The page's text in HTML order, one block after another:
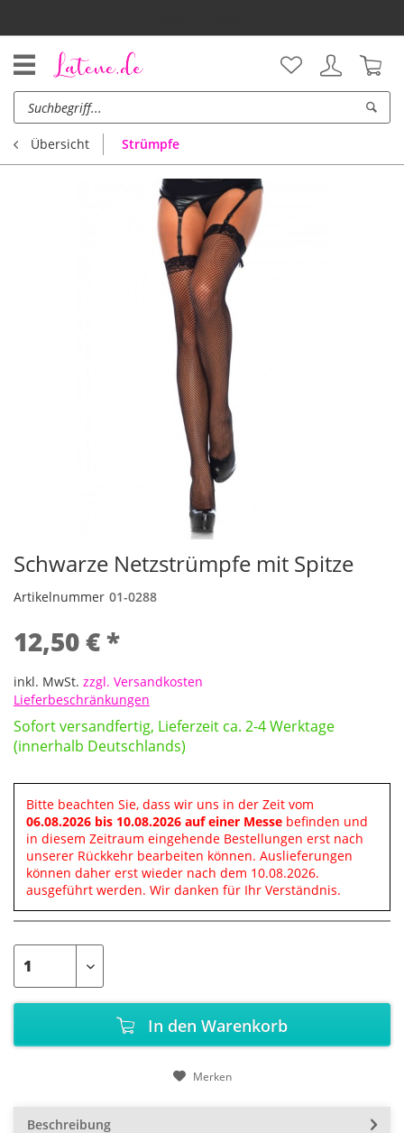
Übersicht Strümpfe
Schwarze Netzstrümpfe mit Spitze
Artikelnummer 01-0288
12,50 € *
inkl. MwSt. zzgl. Versandkosten
Lieferbeschränkungen
Sofort versandfertig, Lieferzeit ca. 2-4 Werktage
(innerhalb Deutschlands)
Bitte beachten Sie, dass wir uns in der Zeit vom
06.08.2026 bis 10.08.2026 auf einer Messe befinden und
in diesem Zeitraum eingehende Bestellungen erst nach
unserer Rückkehr bearbeiten können. Auslieferungen
können daher erst wieder nach dem 10.08.2026.
ausgeführt werden. Wir danken für Ihr Verständnis.
In den Warenkorb
Merken
Beschreibung